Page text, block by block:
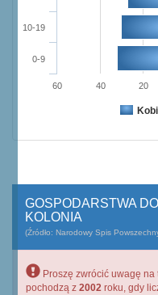
0-9
10-19
60 40 20
GOSPODARSTWA
KOLONIA
(Źródło: Narodowy Spis
Proszę zwrócić uwagę
pochodzą z 2002 roku, gdy